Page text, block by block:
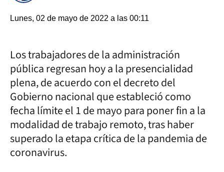
Lunes, 02 de mayo de 2022 a las 00:11
Los trabajadores de la administración
pública regresan hoy a la presencialidad
plena, de acuerdo con el decreto del
Gobierno nacional que estableció como
fecha límite el 1 de mayo para poner fin a la
modalidad de trabajo remoto, tras haber
superado la etapa crítica de la pandemia de
coronavirus.